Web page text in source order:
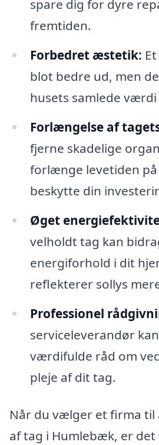
spare dig for dyre
fremtiden.
Forbedret æstetik:
blot bedre ud, men
husets samlede værdi
Forlængelse af
fjerne skadelige
forlænge levetiden
beskytte din
Øget
velholdt tag kan
energiforhold i dit
reflekterer sollys
Professionel
serviceleverandør
værdifulde råd om
pleje af dit tag.
Når du vælger et firma til
af tag i Humlebæk, er